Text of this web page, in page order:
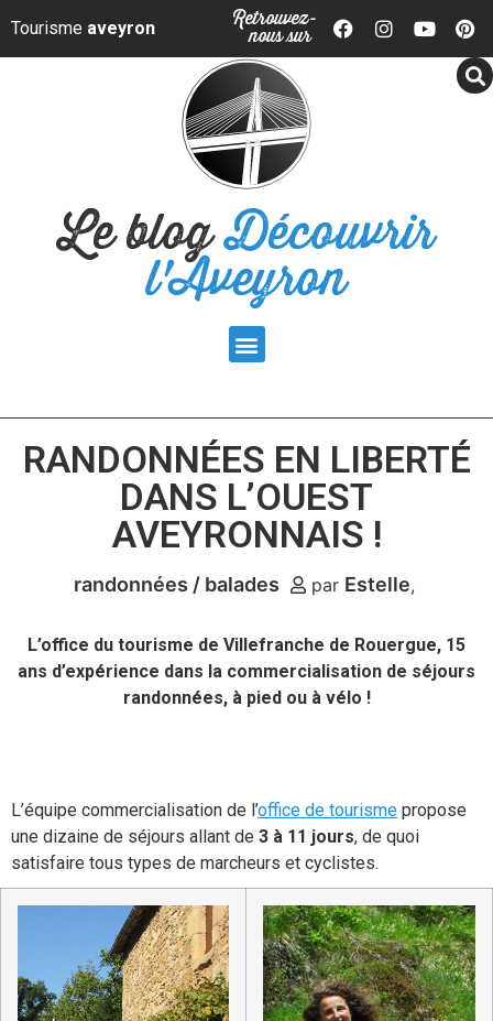
Panneau de gestion des cookies
Tourisme aveyron Retrouvez-
nous sur
Le blogDécouvrir
l'Aveyron
RANDONNÉES EN LIBERTÉ
DANS L’OUEST
AVEYRONNAIS !
randonnées / balades par Estelle
L’office du tourisme de Villefranche de Rouergue, 15
ans d’expérience dans la commercialisation de séjours
randonnées, à pied ou à vélo !
L’équipe commercialisation de l’office de tourisme propose
une dizaine de séjours allant de 3 à 11 jours, de quoi
satisfaire tous types de marcheurs et cyclistes.